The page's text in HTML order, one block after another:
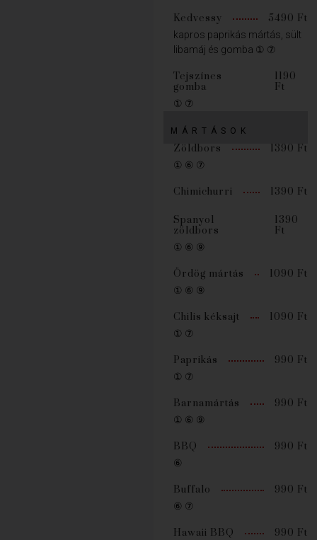
Kedvessy 5490 Ft
kapros paprikás mártás, sült
libamáj és gomba ① ⑦
Tejszínes
gomba
1190
Ft
① ⑦
MÁRTÁSOK
Zöldbors 1390 Ft
① ⑥ ⑦
Chimichurri 1390 Ft
Spanyol
zöldbors
1390
Ft
① ⑥ ⑨
Ördög mártás 1090 Ft
① ⑥ ⑨
Chilis kéksajt 1090 Ft
① ⑦
Paprikás 990 Ft
① ⑦
Barnamártás 990 Ft
① ⑥ ⑨
BBQ 990 Ft
⑥
Buffalo 990 Ft
⑥ ⑦
Hawaii BBQ 990 Ft